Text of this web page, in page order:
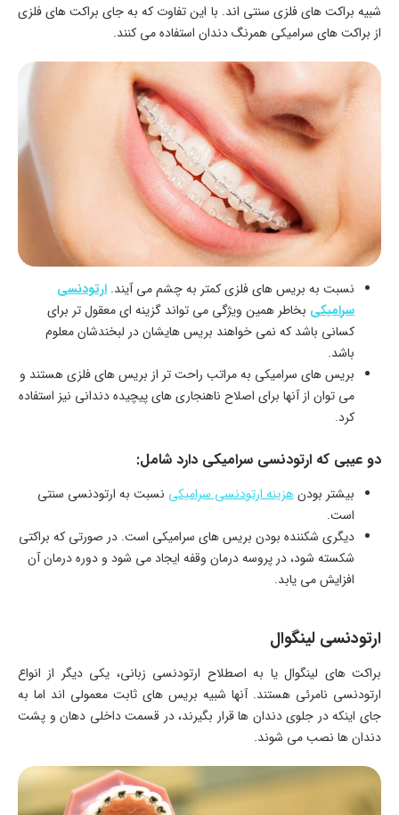
شبیه براکت های فلزی سنتی اند. با این تفاوت که به جای براکت های فلزی
از براکت های سرامیکی همرنگ دندان استفاده می کنند.
نسبت به بریس های فلزی کمتر به چشم می آیند. ارتودنسی
سرامیکی بخاطر همین ویژگی می تواند گزینه ای معقول تر برای
کسانی باشد که نمی خواهند بریس هایشان در لبخندشان معلوم
باشد.
بریس های سرامیکی به مراتب راحت تر از بریس های فلزی هستند و
می توان از آنها برای اصلاح ناهنجاری های پیچیده دندانی نیز استفاده
کرد.
دو عیبی که ارتودنسی سرامیکی دارد شامل:
بیشتر بودنهزینه ارتودنسی سرامیکی نسبت به ارتودنسی سنتی
است.
دیگری شکننده بودن بریس های سرامیکی است. در صورتی که براکتی
شکسته شود، در پروسه درمان وقفه ایجاد می شود و دوره درمان آن
افزایش می یابد.
ارتودنسی لینگوال
براکت های لینگوال یا به اصطلاح ارتودنسی زبانی، یکی دیگر از انواع
ارتودنسی نامرئی هستند. آنها شبیه بریس های ثابت معمولی اند اما به
جای اینکه در جلوی دندان ها قرار بگیرند، در قسمت داخلی دهان و پشت
دندان ها نصب می شوند.